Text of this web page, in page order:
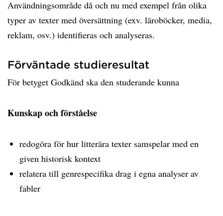
Användningsområde då och nu med exempel från olika
typer av texter med översättning (exv. läroböcker, media,
reklam, osv.) identifieras och analyseras.
Förväntade studieresultat
För betyget Godkänd ska den studerande kunna
Kunskap och förståelse
redogöra för hur litterära texter samspelar med en
given historisk kontext
relatera till genrespecifika drag i egna analyser av
fabler